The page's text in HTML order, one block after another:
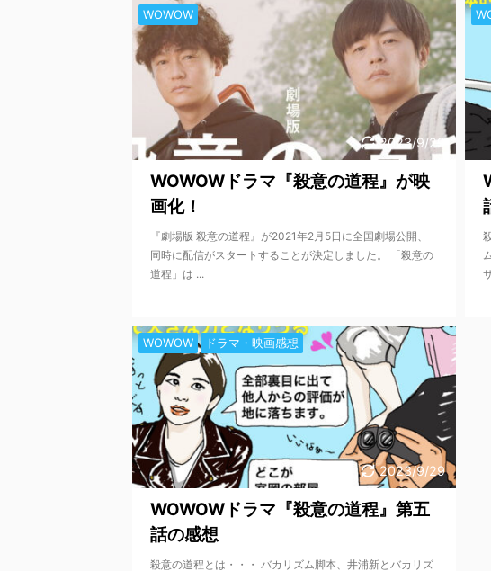
2023/9/29
WOWOW
WOWOWドラマ『殺意の道程』が映
画化！
『劇場版 殺意の道程』が2021年2月5日に全国劇場公開、
同時に配信がスタートすることが決定しました。 「殺意の
道程」は ...
2023/9/29
WOWOW ドラマ・映画感想
WOWOWドラマ『殺意の道程』第五
話の感想
殺意の道程とは・・・ バカリズム脚本、井浦新とバカリズ